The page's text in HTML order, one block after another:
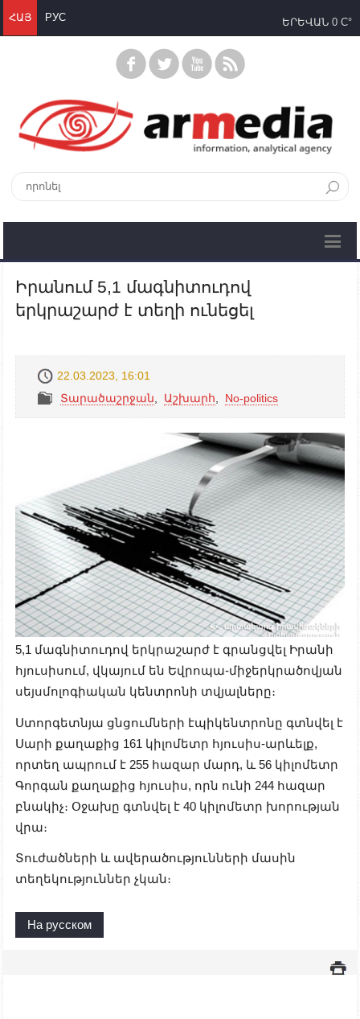
ՀԱՅ РУС ԵՐԵՎԱՆ 0 C°
Իրանում 5,1 մագնիտուդով
երկրաշարժ է տեղի ունեցել
22.03.2023, 16:01
Տարածաշրջան
Աշխարհ No-politics
5,1 մագնիտուդով երկրաշարժ է գրանցվել Իրանի
հյուսիսում, վկայում են Եվրոպա-միջերկրածովյան
սեյսմոլոգիական կենտրոնի տվյալները։
Ստորգետնյա ցնցումների էպիկենտրոնը գտնվել է
Սարի քաղաքից 161 կիլոմետր հյուսիս-արևելք,
որտեղ ապրում է 255 հազար մարդ, և 56 կիլոմետր
Գորգան քաղաքից հյուսիս, որն ունի 244 հազար
բնակիչ։ Օջախը գտնվել է 40 կիլոմետր խորության
վրա։
Տուժածների և ավերածությունների մասին
տեղեկություններ չկան։
На русском